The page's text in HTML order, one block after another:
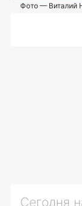
Фото — Виталий
Сегодня